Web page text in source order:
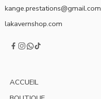
kange.prestations@gmail.com
lakavernshop.com
ACCUEIL